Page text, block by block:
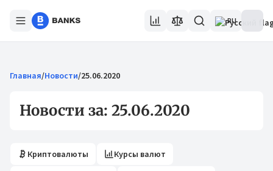
RU
Главная/Новости/25.06.2020
Новости за: 25.06.2020
Криптовалюты Курсы валют